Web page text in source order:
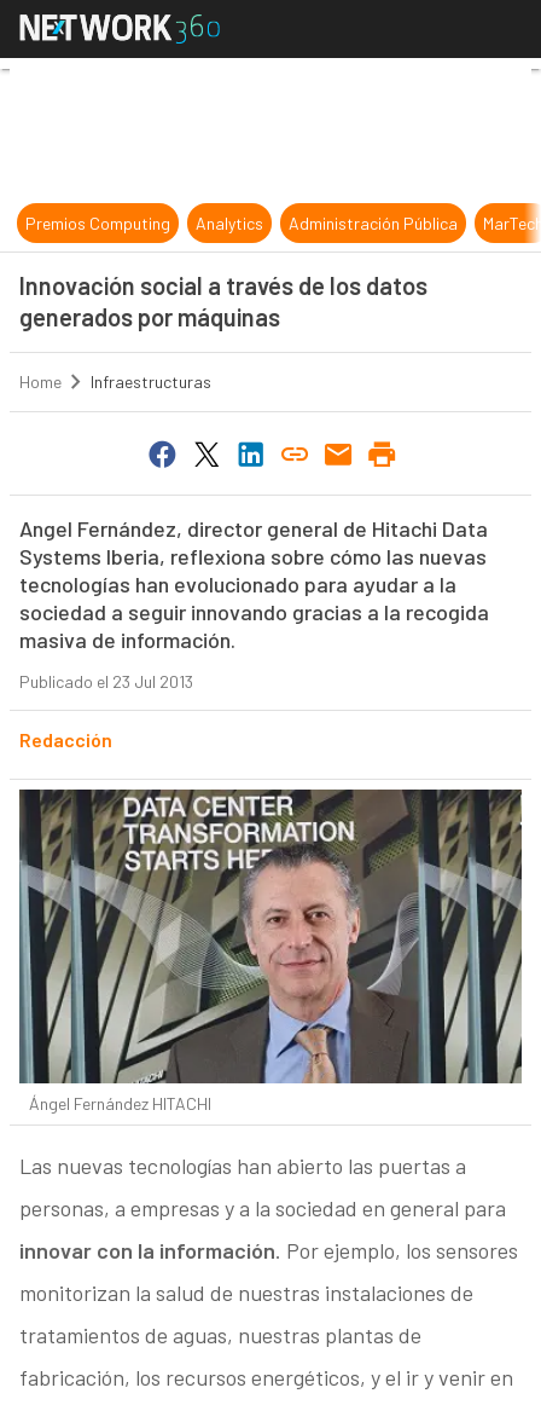
Innovación social a través de los
Premios Computing Analytics Administración Pública
Innovación social a través de los datos
generados por máquinas
Home Infraestructuras
Angel Fernández, director general de Hitachi Data
Systems Iberia, reflexiona sobre cómo las nuevas
tecnologías han evolucionado para ayudar a la
sociedad a seguir innovando gracias a la recogida
masiva de información.
Publicado el 23 Jul 2013
Redacción
Ángel Fernández HITACHI
Las nuevas tecnologías han abierto las puertas a
personas, a empresas y a la sociedad en general para
innovar con la información. Por ejemplo, los sensores
monitorizan la salud de nuestras instalaciones de
tratamientos de aguas, nuestras plantas de
fabricación, los recursos energéticos, y el ir y venir en